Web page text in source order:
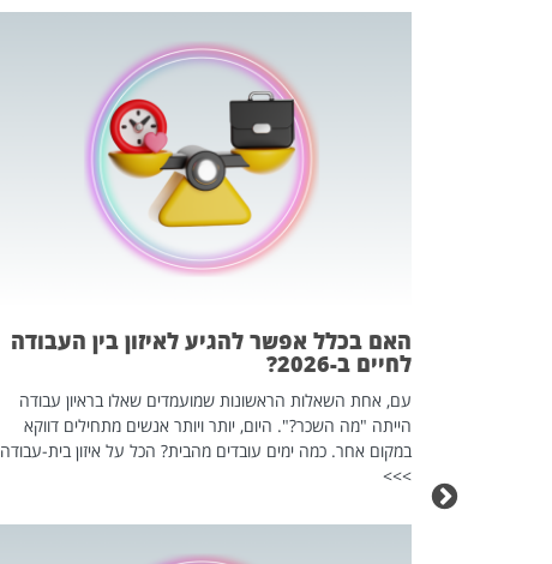
האם בכלל אפשר להגיע לאיזון בין העבודה
לחיים ב-2026?
עם, אחת השאלות הראשונות שמועמדים שאלו בראיון עבודה
הייתה "מה השכר?". היום, יותר ויותר אנשים מתחילים דווקא
במקום אחר. כמה ימים עובדים מהבית? הכל על איזון בית-עבודה
>>>